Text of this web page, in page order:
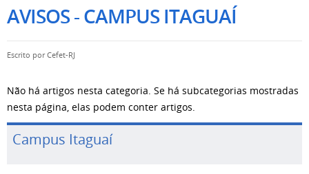
AVISOS - CAMPUS ITAGUAÍ
Escrito porCefet-RJ
Não há artigos nesta categoria. Se há subcategorias mostradas
nesta página, elas podem conter artigos.
Campus Itaguaí